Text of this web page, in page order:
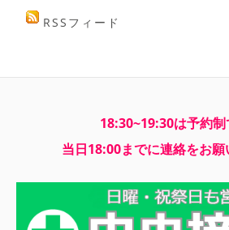
RSSフィード
18:30~19:30は予約制
当日18:00までに連絡をお願